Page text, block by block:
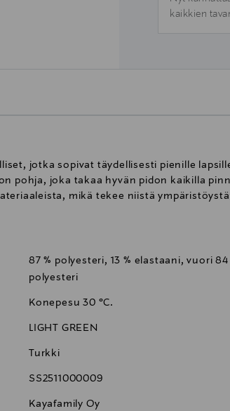
kaikkien
jotka sopivat täydellisesti pienille
pohja, joka takaa hyvän pidon kaikilla
mikä tekee niistä
87 % polyesteri, 13 % elastaani, vuori 84
polyesteri
Konepesu 30 °C.
LIGHT GREEN
Turkki
SS2511000009
Kayafamily Oy